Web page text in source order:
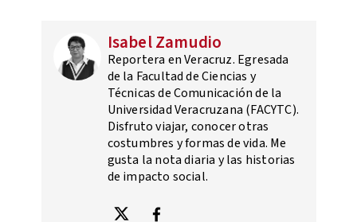
Isabel Zamudio
Reportera en Veracruz. Egresada
de la Facultad de Ciencias y
Técnicas de Comunicación de la
Universidad Veracruzana (FACYTC).
Disfruto viajar, conocer otras
costumbres y formas de vida. Me
gusta la nota diaria y las historias
de impacto social.